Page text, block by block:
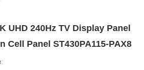
240Hz TV Display Panel
Cell Panel ST430PA115-PAX8